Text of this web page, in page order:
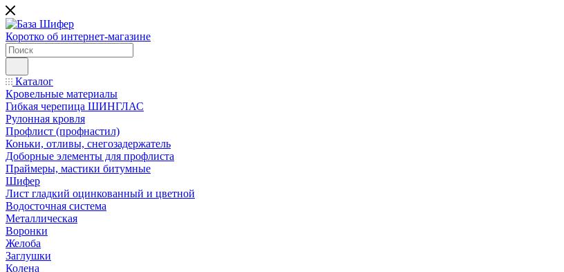
Коротко об интернет-магазине
Каталог
Кровельные материалы
Гибкая черепица ШИНГЛАС
Рулонная кровля
Профлист (профнастил)
Коньки, отливы, снегозадержатель
Доборные элементы для профлиста
Праймеры, мастики битумные
Шифер
Лист гладкий оцинкованный и цветной
Водосточная система
Металлическая
Воронки
Желоба
Заглушки
Колена